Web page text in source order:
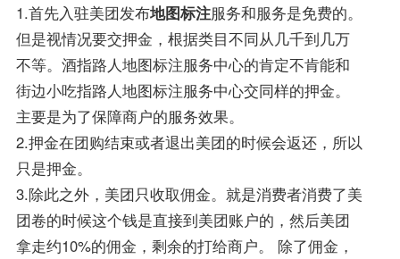
1.首先入驻美团发布地图标注服务和服务是免费的。
但是视情况要交押金，根据类目不同从几千到几万
不等。酒指路人地图标注服务中心的肯定不肯能和
街边小吃指路人地图标注服务中心交同样的押金。
主要是为了保障商户的服务效果。
2.押金在团购结束或者退出美团的时候会返还，所以
只是押金。
3.除此之外，美团只收取佣金。就是消费者消费了美
团卷的时候这个钱是直接到美团账户的，然后美团
拿走约10%的佣金，剩余的打给商户。 除了佣金，